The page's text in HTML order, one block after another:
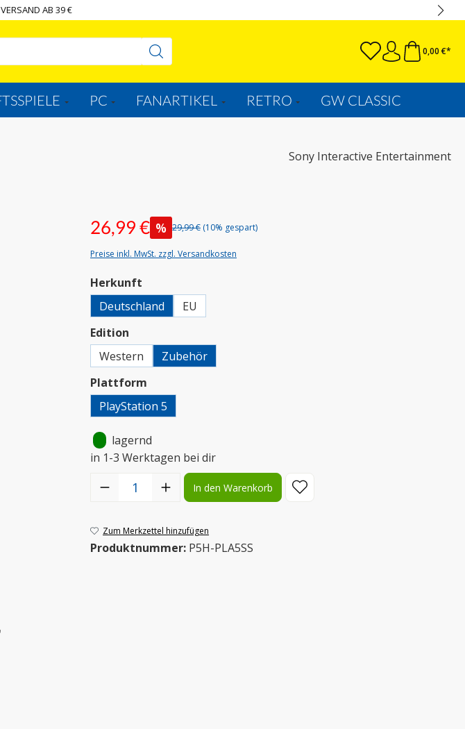
AB 39 €
0,00 €*
PC FANARTIKEL RETRO GW CLASSIC
Sony Interactive Entertainment
26,99 € % 29,99 € (10% gespart)
Preise inkl. MwSt. zzgl. Versandkosten
Herkunft
Deutschland
EU
Edition
Western
Zubehör
Plattform
PlayStation 5
lagernd
in 1-3 Werktagen bei dir
Produkt Anzahl: Gib den gewünschten Wert ein oder benutze die
In den Warenkorb
Zum Merkzettel hinzufügen
Produktnummer: P5H-PLA5SS